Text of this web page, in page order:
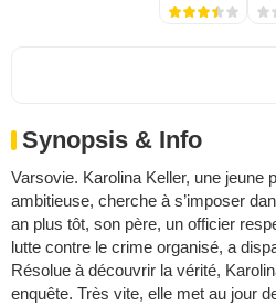
Synopsis & Info
Varsovie. Karolina Keller, une jeune
ambitieuse, cherche à s’imposer
an plus tôt, son père, un officier
lutte contre le crime organisé, a
Résolue à découvrir la vérité,
enquête. Très vite, elle met au jour